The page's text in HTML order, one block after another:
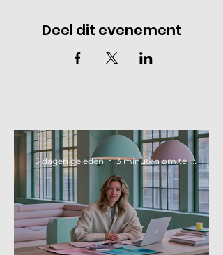
Deel dit evenement
5 dagen geleden 3 minuten om te lezen